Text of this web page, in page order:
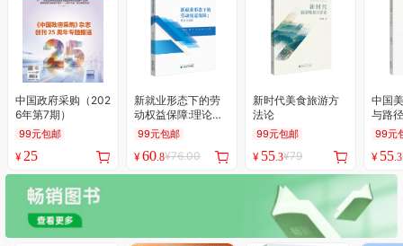
中国政府采购（202
6年第7期）
99元包邮
¥ 25
新就业形态下的劳
动权益保障:理论与
实践
99元包邮
¥60.8¥76.00
新时代美食旅游方
法论
99元包邮
¥ 55.3¥79
中国
与路径
99元
¥ 55.3